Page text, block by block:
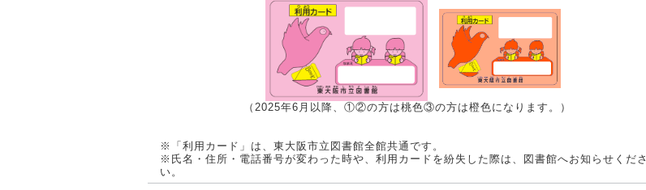
（2025年6月以降、①②の方は桃色③の方は橙色になります。）
※「利用カード」は、東大阪市立図書館全館共通です。
※氏名・住所・電話番号が変わった時や、利用カードを紛失した際は、図書館へお知らせくださ
い。